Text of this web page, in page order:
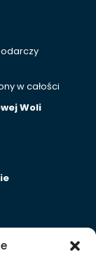
w całości
Woli
Sanoku